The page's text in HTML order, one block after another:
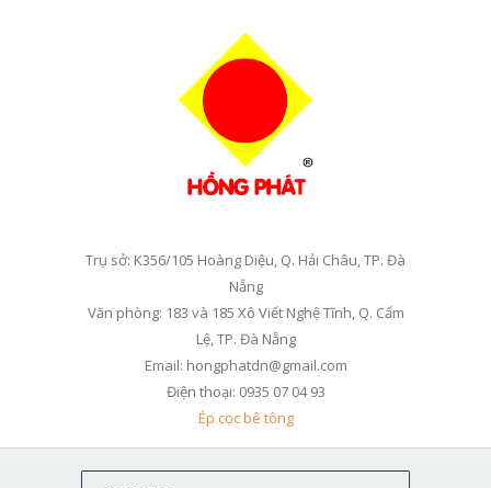
Trụ sở: K356/105 Hoàng Diệu, Q. Hải Châu, TP. Đà
Nẵng
Văn phòng: 183 và 185 Xô Viết Nghệ Tĩnh, Q. Cẩm
Lệ, TP. Đà Nẵng
Email: hongphatdn@gmail.com
Điện thoại: 0935 07 04 93
Ép cọc bê tông